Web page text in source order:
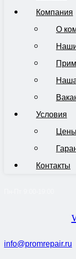
Компания
О
Наши
Условия
Цены
Контакты
info@promrepair.ru